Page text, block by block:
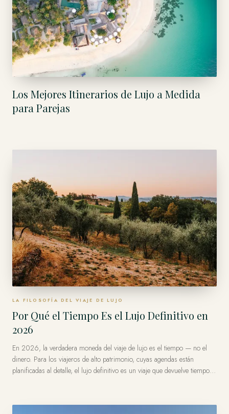
Los Mejores Itinerarios de Lujo a Medida
para Parejas
LA FILOSOFÍA DEL VIAJE DE LUJO
Por Qué el Tiempo Es el Lujo Definitivo en
2026
En 2026, la verdadera moneda del viaje de lujo es el tiempo — no el
dinero. Para los viajeros de alto patrimonio, cuyas agendas están
planificadas al detalle, el lujo definitivo es un viaje que devuelve tiempo:
asesor privado realmente vende: su propio tiempo, bien invertido.